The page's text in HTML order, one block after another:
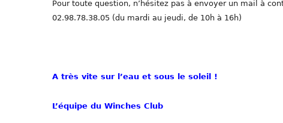
Pour toute question, n’hésitez pas à envoyer un mail à
02.98.78.38.05 (du mardi au jeudi, de 10h à 16h)
A très vite sur l’eau et sous le soleil !
L’équipe du Winches Club